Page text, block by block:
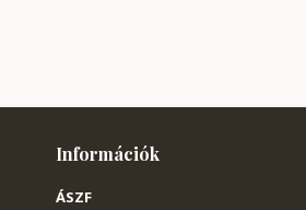
Információk
ÁSZF